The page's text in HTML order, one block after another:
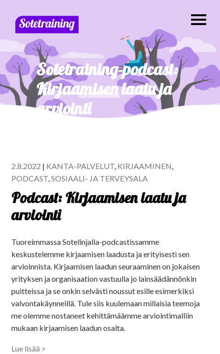
Sotetraining-podcast:
Kirjaamisen laatu ja
arviointi
2.8.2022 | KANTA-PALVELUT, KIRJAAMINEN,
PODCAST,SOSIAALI- JA TERVEYSALA
Podcast: Kirjaamisen laatu ja
arviointi
Tuoreimmassa Sotelinjalla-podcastissamme
keskustelemme kirjaamisen laadusta ja erityisesti sen
arvioinnista. Kirjaamisen laadun seuraaminen on jokaisen
yrityksen ja organisaation vastuulla jo lainsäädännönkin
puitteissa ja se onkin selvästi noussut esille esimerkiksi
valvontakäynneillä. Tule siis kuulemaan millaisia teemoja
me olemme nostaneet kehittämäämme arviointimalliin
mukaan kirjaamisen laadun osalta.
Lue lisää >